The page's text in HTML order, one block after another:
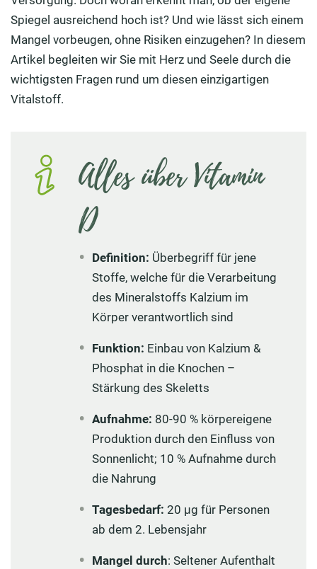
Ab wann hat man einen Vitamin D-Mangel?
Ursachen & Risikogruppen: Gründe für einen Vitamin
D-Mangel
Symptome: Wie erkennt man einen Vitamin D-Mangel?
Prävention & Behandlung: Was kann man gegen
Vitamin D-Mangel tun?
Was passiert bei einer Überdosierung von Vitamin D?
Spiegel ausreichend hoch ist? Und wie lässt sich einem
Mangel vorbeugen, ohne Risiken einzugehen? In diesem
Artikel begleiten wir Sie mit Herz und Seele durch die
wichtigsten Fragen rund um diesen einzigartigen
Vitalstoff.
Alles über Vitamin
D
Definition: Überbegriff für jene
Stoffe, welche für die Verarbeitung
des Mineralstoffs Kalzium im
Körper verantwortlich sind
Funktion: Einbau von Kalzium &
Phosphat in die Knochen –
Stärkung des Skeletts
Aufnahme: 80-90 % körpereigene
Produktion durch den Einfluss von
Sonnenlicht; 10 % Aufnahme durch
die Nahrung
Tagesbedarf:20 µg für Personen
ab dem 2. Lebensjahr
Mangel durch: Seltener Aufenthalt